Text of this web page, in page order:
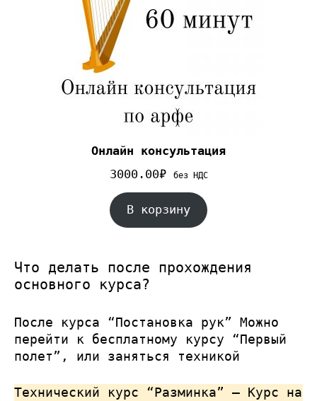
Онлайн консультация
3000.00₽ без НДС
В корзину
Что делать после прохождения
основного курса?
После курса “Постановка рук” Можно
перейти к бесплатному курсу “Первый
полет”, или заняться техникой
Технический курс “Разминка” – Курс на